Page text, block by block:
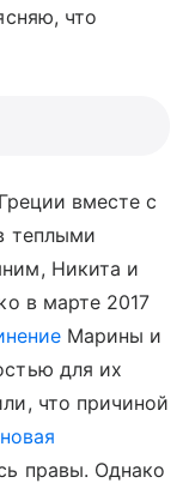
что
вместе с
теплыми
Никита и
в марте 2017
Марины и
для их
что причиной
новая
правы. Однако